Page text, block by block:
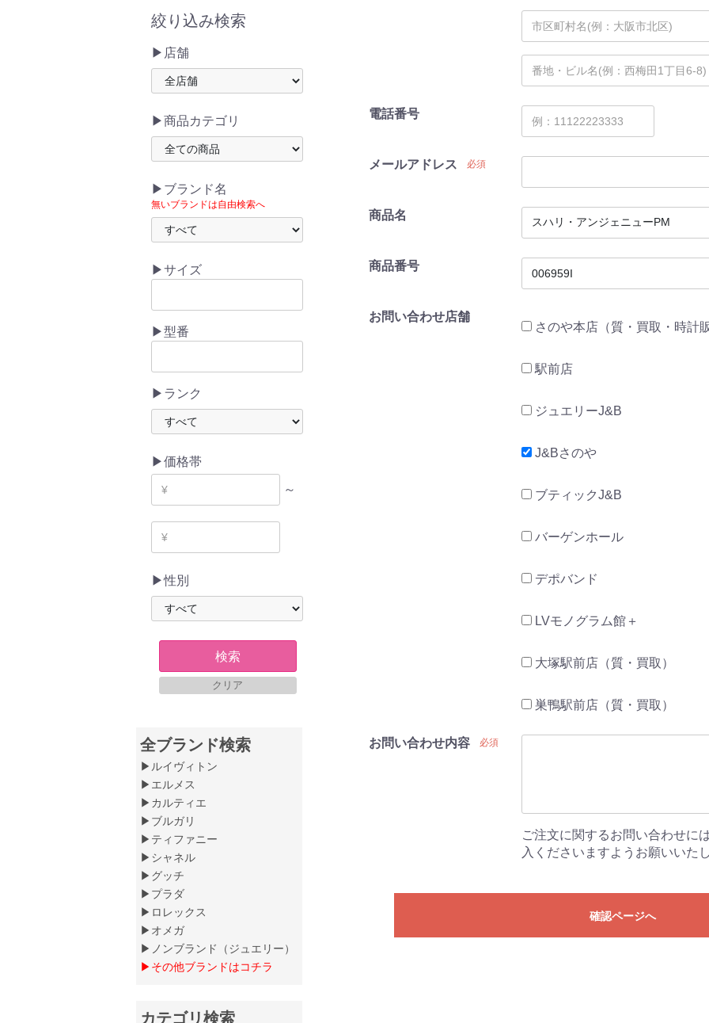
絞り込み検索
▶店舗
▶商品カテゴリ
▶ブランド名
無いブランドは自由検索へ
▶サイズ
▶型番
▶ランク
▶価格帯
～
▶性別
検索
クリア
全ブランド検索
▶ルイヴィトン
▶エルメス
▶カルティエ
▶ブルガリ
▶ティファニー
▶シャネル
▶グッチ
▶プラダ
▶ロレックス
▶オメガ
▶ノンブランド（ジュエリー）
▶その他ブランドはコチラ
カテゴリ検索
電話番号
メールアドレス 必須
商品名
商品番号
お問い合わせ店舗
さのや本店（質・買取・時計
駅前店
ジュエリーJ&B
J&Bさのや
ブティックJ&B
バーゲンホール
デポバンド
LVモノグラム館＋
大塚駅前店（質・買取）
巣鴨駅前店（質・買取）
お問い合わせ内容 必須
ご注文に関するお問い合わせに
入くださいますようお願いいた
確認ページへ